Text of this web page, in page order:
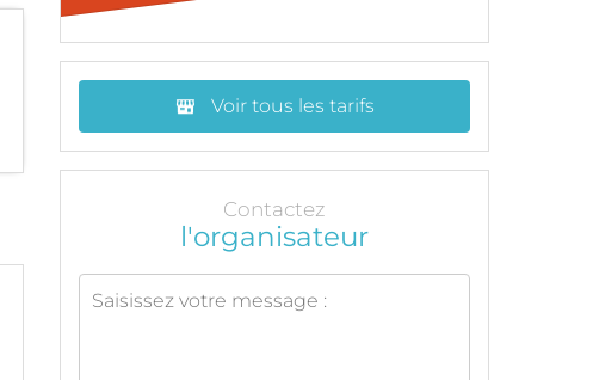
Voir tous les tarifs
Contactez
l'organisateur